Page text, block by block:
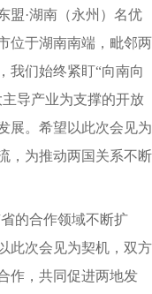
盟·湖南（永州）名优
位于湖南南端，毗邻两
我们始终紧盯“向南向
导产业为支撑的开放
展。希望以此次会见为
，为推动两国关系不断
的合作领域不断扩
此次会见为契机，双方
作，共同促进两地发